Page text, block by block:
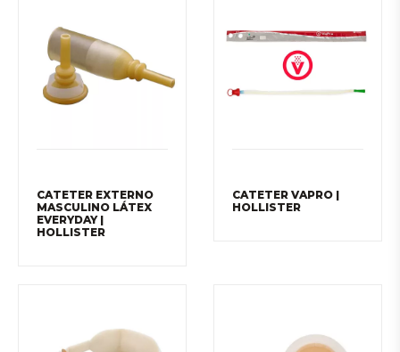
CATETER EXTERNO
MASCULINO LÁTEX
EVERYDAY |
HOLLISTER
CATETER VAPRO |
HOLLISTER